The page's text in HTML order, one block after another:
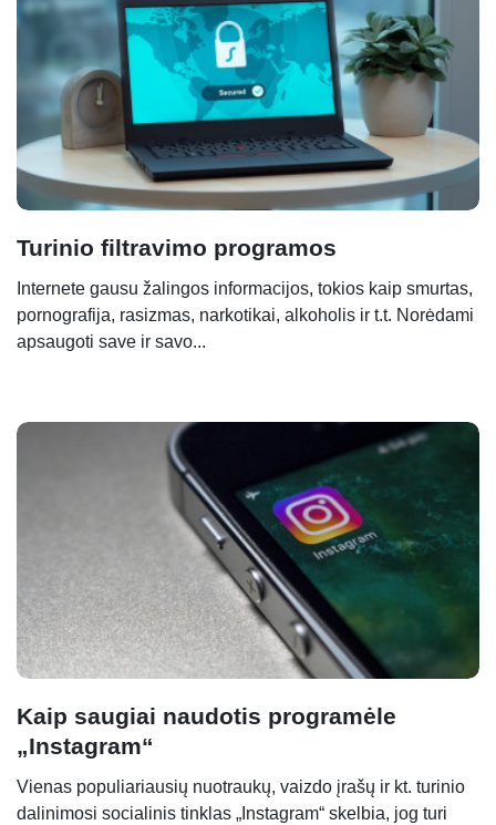
Turinio filtravimo programos
Internete gausu žalingos informacijos, tokios kaip smurtas,
pornografija, rasizmas, narkotikai, alkoholis ir t.t. Norėdami
apsaugoti save ir savo...
Kaip saugiai naudotis programėle
„Instagram“
Vienas populiariausių nuotraukų, vaizdo įrašų ir kt. turinio
dalinimosi socialinis tinklas „Instagram“ skelbia, jog turi